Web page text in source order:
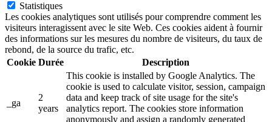
Statistiques
Les cookies analytiques sont utilisés pour comprendre comment les
visiteurs interagissent avec le site Web. Ces cookies aident à fournir
des informations sur les mesures du nombre de visiteurs, du taux de
rebond, de la source du trafic, etc.
Cookie Durée Description
_ga
2
years
This cookie is installed by Google Analytics. The
cookie is used to calculate visitor, session, campaign
data and keep track of site usage for the site's
analytics report. The cookies store information
anonymously and assign a randomly generated